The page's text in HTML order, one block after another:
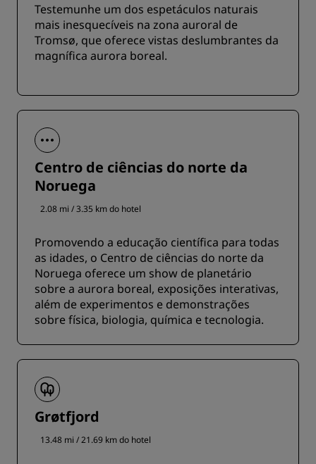
Testemunhe um dos espetáculos naturais
mais inesquecíveis na zona auroral de
Tromsø, que oferece vistas deslumbrantes da
magnífica aurora boreal.
Centro de ciências do norte da
Noruega
2.08 mi / 3.35 km do hotel
Promovendo a educação científica para todas
as idades, o Centro de ciências do norte da
Noruega oferece um show de planetário
sobre a aurora boreal, exposições interativas,
além de experimentos e demonstrações
sobre física, biologia, química e tecnologia.
Grøtfjord
13.48 mi / 21.69 km do hotel